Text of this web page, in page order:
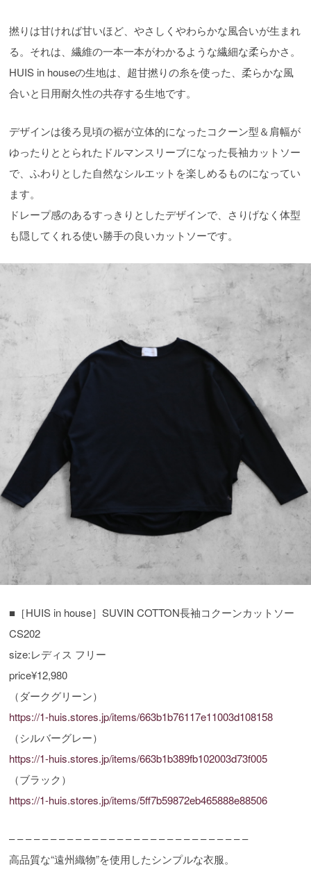
撚りは甘ければ甘いほど、やさしくやわらかな風合いが生まれ
る。それは、繊維の一本一本がわかるような繊細な柔らかさ。
HUIS in houseの生地は、超甘撚りの糸を使った、柔らかな風
合いと日用耐久性の共存する生地です。
デザインは後ろ見頃の裾が立体的になったコクーン型＆肩幅が
ゆったりととられたドルマンスリーブになった長袖カットソー
で、ふわりとした自然なシルエットを楽しめるものになってい
ます。
ドレープ感のあるすっきりとしたデザインで、さりげなく体型
も隠してくれる使い勝手の良いカットソーです。
■［HUIS in house］SUVIN COTTON長袖コクーンカットソー
CS202
size:レディス フリー
price¥12,980
（ダークグリーン）
https://1-huis.stores.jp/items/663b1b76117e11003d108158
（シルバーグレー）
https://1-huis.stores.jp/items/663b1b389fb102003d73f005
（ブラック）
https://1-huis.stores.jp/items/5ff7b59872eb465888e88506
– – – – – – – – – – – – – – – – – – – – – – – – – – – – –
高品質な“遠州織物”を使用したシンプルな衣服。